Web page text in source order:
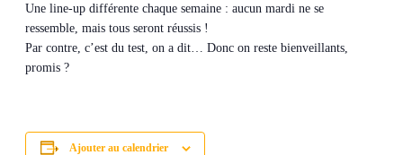
Une line-up différente chaque semaine : aucun mardi ne se
ressemble, mais tous seront réussis !
Par contre, c’est du test, on a dit… Donc on reste bienveillants,
promis ?
Ajouter au calendrier